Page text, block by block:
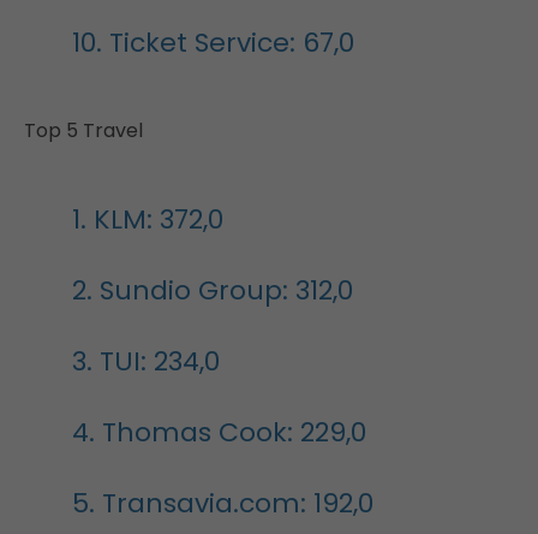
10. Ticket Service: 67,0
Top 5 Travel
1. KLM: 372,0
2. Sundio Group: 312,0
3. TUI: 234,0
4. Thomas Cook: 229,0
5. Transavia.com: 192,0